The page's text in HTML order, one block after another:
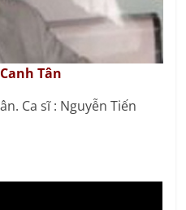
Tân
Ca sĩ : Nguyễn Tiến